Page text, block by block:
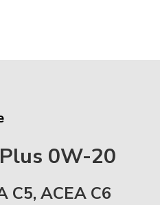
0W-20
C5, ACEA C6